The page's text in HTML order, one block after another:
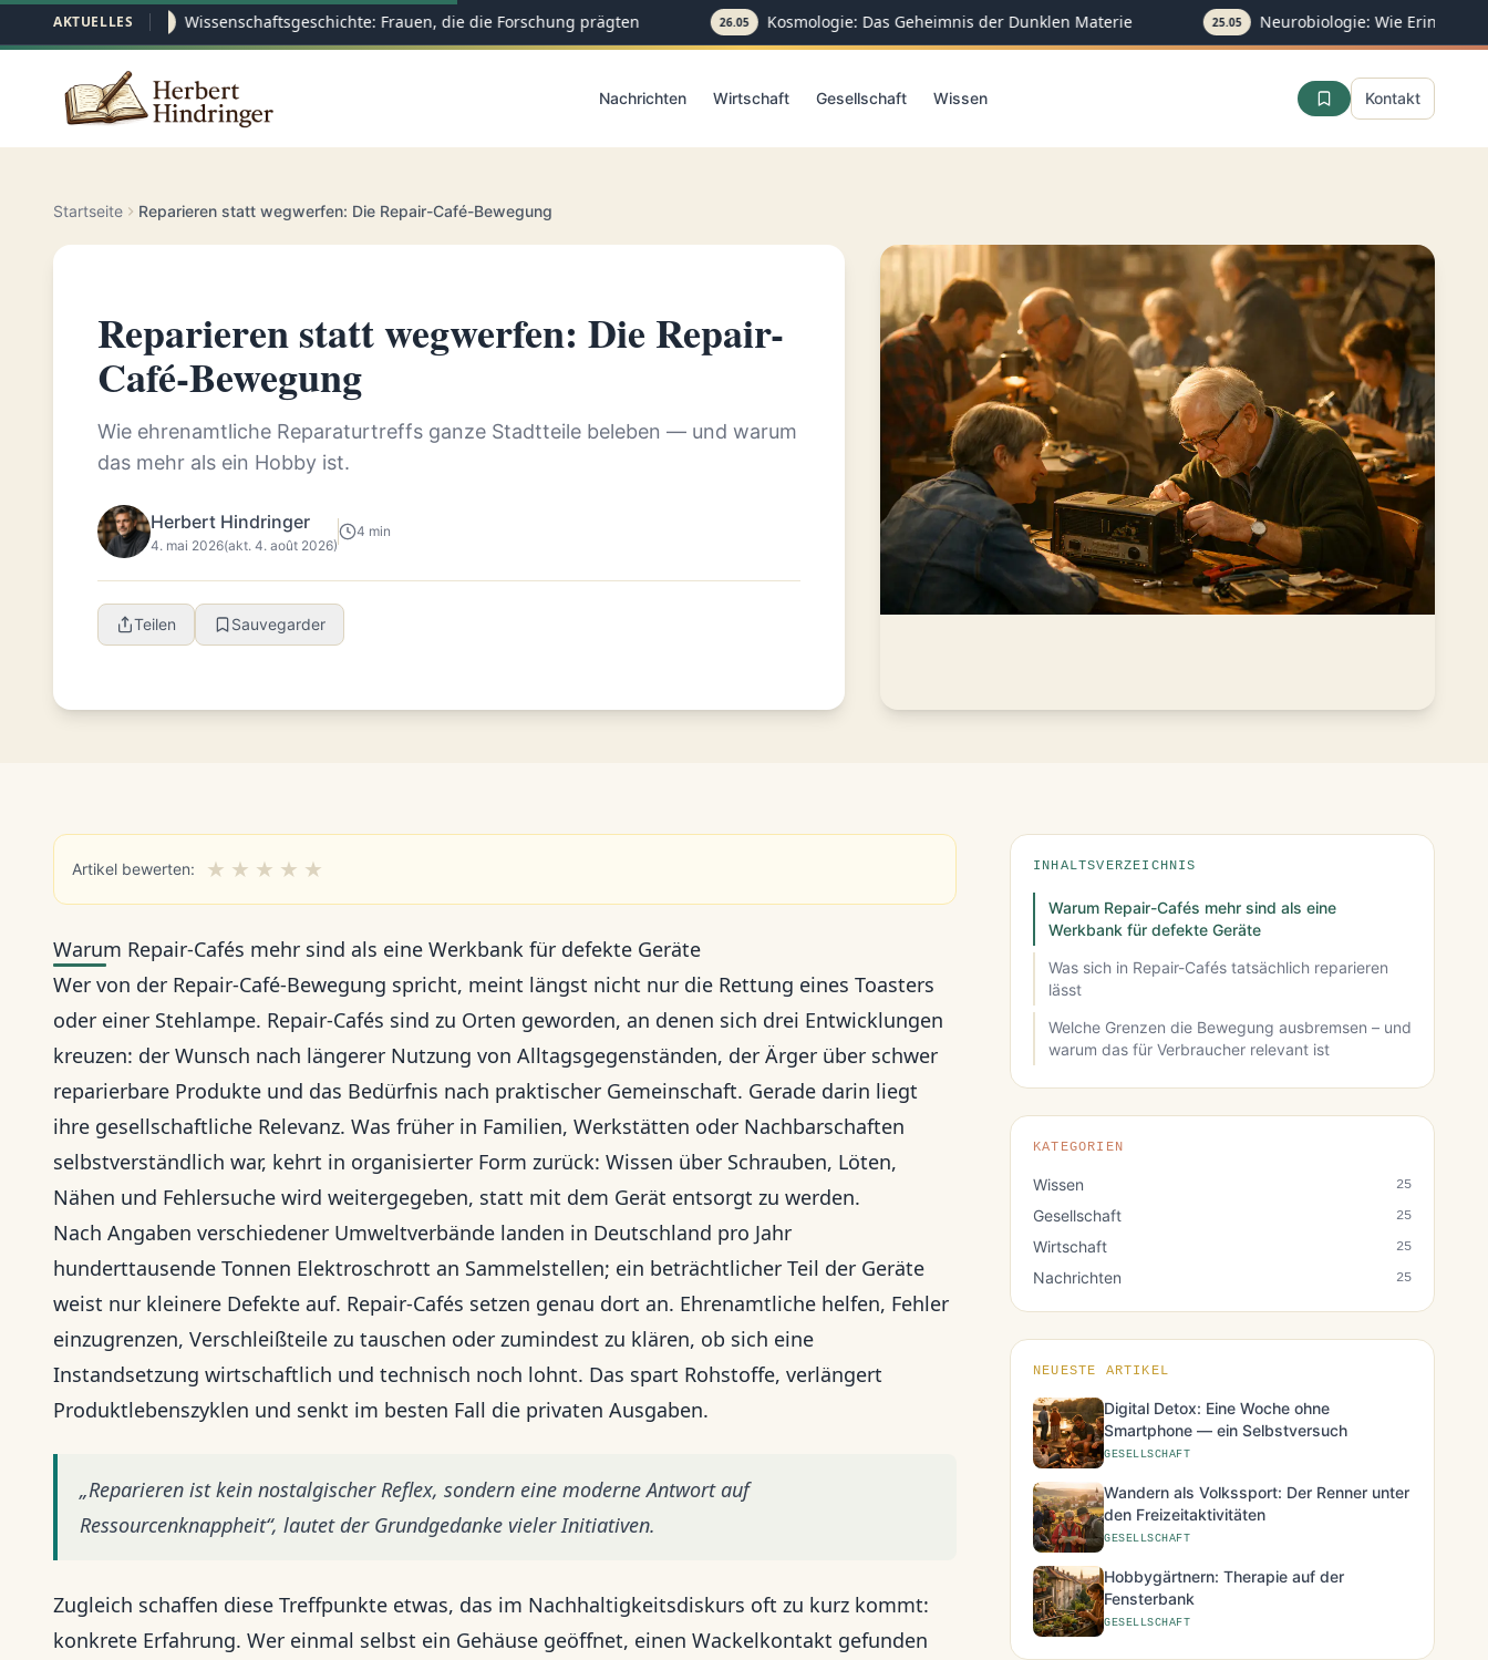
AKTUELLES26.05 Wissenschaftsgeschichte: Frauen, die die Forschung prägten 26.05 Kosmologie: Das Geheimnis der Dunklen Materie 25.05 Neurobiologie: Wie
Nachrichten Wirtschaft Gesellschaft Wissen Kontakt
Startseite Reparieren statt wegwerfen: Die Repair-Café-Bewegung
Reparieren statt wegwerfen: Die Repair-
Café-Bewegung
Wie ehrenamtliche Reparaturtreffs ganze Stadtteile beleben — und warum
das mehr als ein Hobby ist.
Herbert Hindringer
4. mai 2026(akt. 4. août 2026)
4 min
Teilen Sauvegarder
Artikel bewerten: ★ ★ ★ ★ ★
Warum Repair-Cafés mehr sind als eine Werkbank für defekte Geräte
Wer von der Repair-Café-Bewegung spricht, meint längst nicht nur die Rettung eines Toasters
oder einer Stehlampe. Repair-Cafés sind zu Orten geworden, an denen sich drei Entwicklungen
kreuzen: der Wunsch nach längerer Nutzung von Alltagsgegenständen, der Ärger über schwer
reparierbare Produkte und das Bedürfnis nach praktischer Gemeinschaft. Gerade darin liegt
ihre gesellschaftliche Relevanz. Was früher in Familien, Werkstätten oder Nachbarschaften
selbstverständlich war, kehrt in organisierter Form zurück: Wissen über Schrauben, Löten,
Nähen und Fehlersuche wird weitergegeben, statt mit dem Gerät entsorgt zu werden.
Nach Angaben verschiedener Umweltverbände landen in Deutschland pro Jahr
hunderttausende Tonnen Elektroschrott an Sammelstellen; ein beträchtlicher Teil der Geräte
weist nur kleinere Defekte auf. Repair-Cafés setzen genau dort an. Ehrenamtliche helfen, Fehler
einzugrenzen, Verschleißteile zu tauschen oder zumindest zu klären, ob sich eine
Instandsetzung wirtschaftlich und technisch noch lohnt. Das spart Rohstoffe, verlängert
Produktlebenszyklen und senkt im besten Fall die privaten Ausgaben.
„Reparieren ist kein nostalgischer Reflex, sondern eine moderne Antwort auf
Ressourcenknappheit“, lautet der Grundgedanke vieler Initiativen.
Zugleich schaffen diese Treffpunkte etwas, das im Nachhaltigkeitsdiskurs oft zu kurz kommt:
konkrete Erfahrung. Wer einmal selbst ein Gehäuse geöffnet, einen Wackelkontakt gefunden
INHALTSVERZEICHNIS
Warum Repair-Cafés mehr sind als eine
Werkbank für defekte Geräte
Was sich in Repair-Cafés tatsächlich reparieren
lässt
Welche Grenzen die Bewegung ausbremsen – und
warum das für Verbraucher relevant ist
KATEGORIEN
Wissen 25
Gesellschaft 25
Wirtschaft 25
Nachrichten 25
NEUESTE ARTIKEL
Digital Detox: Eine Woche ohne
Smartphone — ein Selbstversuch
GESELLSCHAFT
Wandern als Volkssport: Der Renner unter
den Freizeitaktivitäten
GESELLSCHAFT
Hobbygärtnern: Therapie auf der
Fensterbank
GESELLSCHAFT